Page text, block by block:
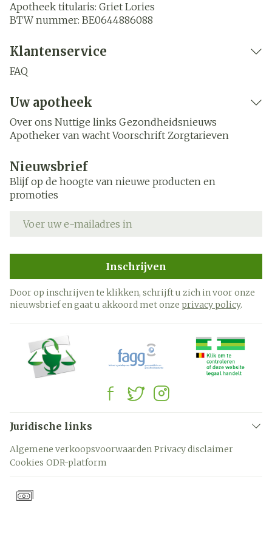
Apotheek titularis: Griet Lories
BTW nummer: BE0644886088
Klantenservice
FAQ
Uw apotheek
Over ons Nuttige links Gezondheidsnieuws
Apotheker van wacht Voorschrift Zorgtarieven
Nieuwsbrief
Blijf op de hoogte van nieuwe producten en
promoties
Inschrijven
Door op inschrijven te klikken, schrijft u zich in voor onze
nieuwsbrief en gaat u akkoord met onze privacy policy.
Juridische links
Algemene verkoopsvoorwaarden Privacy disclaimer
Cookies ODR-platform